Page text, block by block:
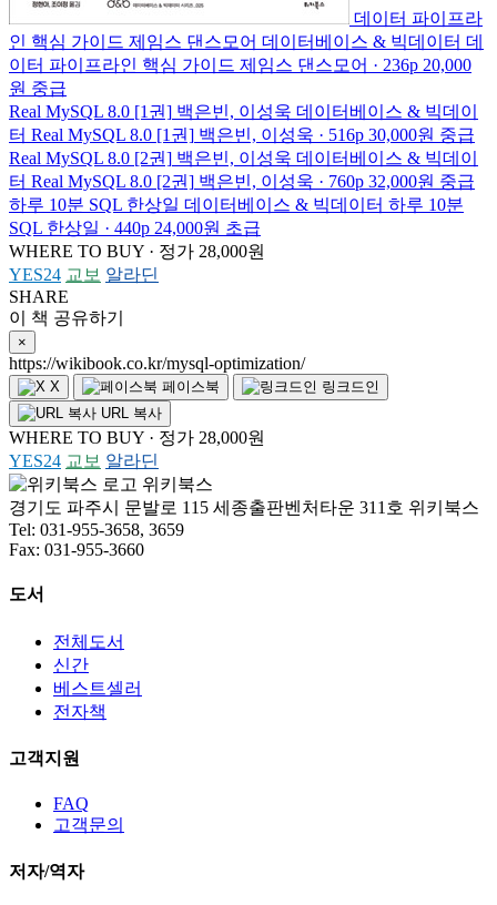
데이터 파이프라
인 핵심 가이드 제임스 댄스모어 데이터베이스 & 빅데이터 데
이터 파이프라인 핵심 가이드 제임스 댄스모어 · 236p 20,000
원 중급
Real MySQL 8.0 [1권] 백은빈, 이성욱 데이터베이스 & 빅데이
터 Real MySQL 8.0 [1권] 백은빈, 이성욱 · 516p 30,000원 중급
Real MySQL 8.0 [2권] 백은빈, 이성욱 데이터베이스 & 빅데이
터 Real MySQL 8.0 [2권] 백은빈, 이성욱 · 760p 32,000원 중급
하루 10분 SQL 한상일 데이터베이스 & 빅데이터 하루 10분
SQL 한상일 · 440p 24,000원 초급
WHERE TO BUY · 정가 28,000원
YES24 교보 알라딘
SHARE
이 책 공유하기
×
https://wikibook.co.kr/mysql-optimization/
X 페이스북
링크드인
URL 복사
WHERE TO BUY · 정가 28,000원
YES24 교보 알라딘
위키북스
경기도 파주시 문발로 115 세종출판벤처타운 311호 위키북스
Tel: 031-955-3658, 3659
Fax: 031-955-3660
도서
전체도서
신간
베스트셀러
전자책
고객지원
FAQ
고객문의
저자/역자